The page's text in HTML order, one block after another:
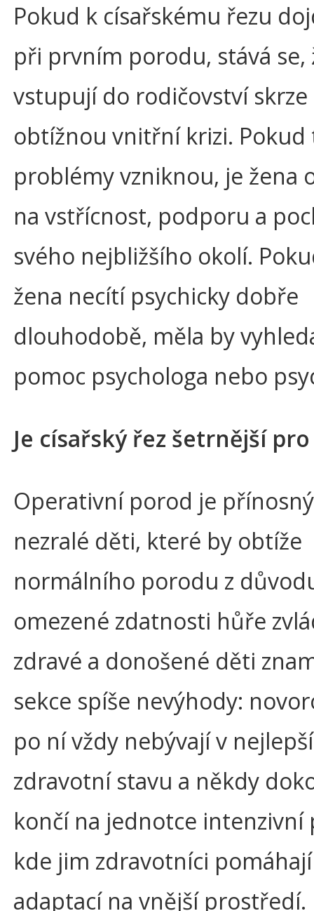
Pokud k císařskému řezu
při prvním porodu, stává se,
vstupují do rodičovství skrze
obtížnou vnitřní krizi. Pokud
problémy vzniknou, je žena
na vstřícnost, podporu a
svého nejbližšího okolí.
žena necítí psychicky dobře
dlouhodobě, měla by
pomoc psychologa nebo
Je císařský řez šetrnější
Operativní porod je
nezralé děti, které by obtíže
normálního porodu z
omezené zdatnosti hůře
zdravé a donošené děti
sekce spíše nevýhody:
po ní vždy nebývají v
zdravotní stavu a někdy
končí na jednotce intenzivní
kde jim zdravotníci
adaptací na vnější prostředí.